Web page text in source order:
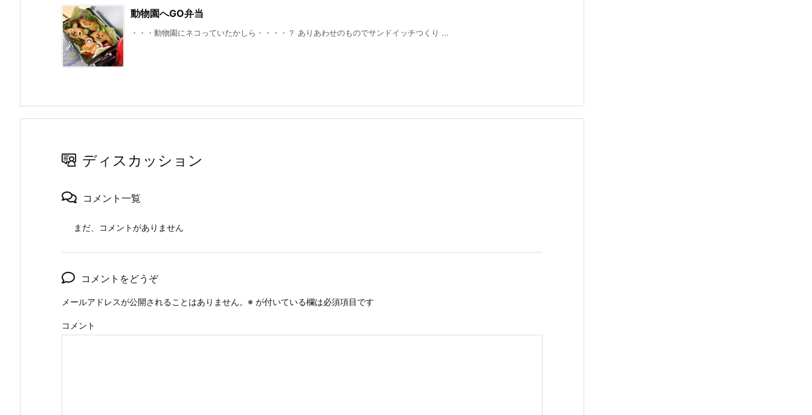
動物園へGO弁当
・・・動物園にネコっていたかしら・・・・？ ありあわせのものでサンドイッチつくり ...
ディスカッション
コメント一覧
まだ、コメントがありません
コメントをどうぞ
メールアドレスが公開されることはありません。 ※ が付いている欄は必須項目です
コメント